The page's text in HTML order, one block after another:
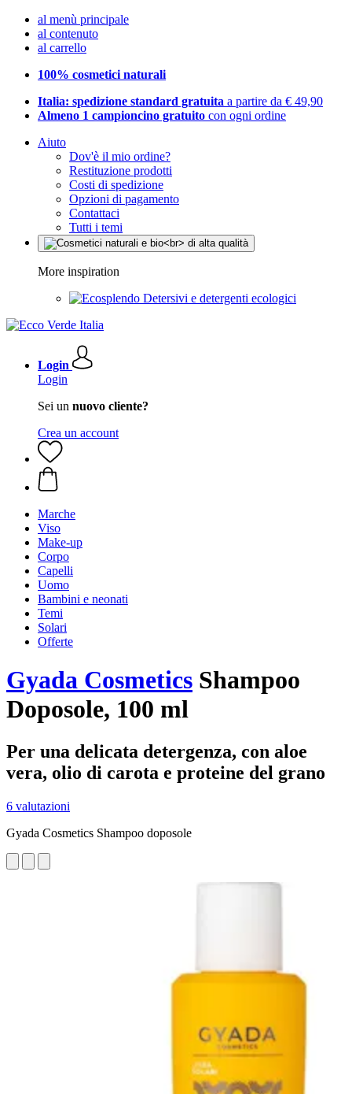
al menù principale
al contenuto
al carrello
100% cosmetici naturali
Italia: spedizione standard gratuita a partire da € 49,90
Almeno 1 campioncino gratuito con ogni ordine
Aiuto
Dov'è il mio ordine?
Restituzione prodotti
Costi di spedizione
Opzioni di pagamento
Contattaci
Tutti i temi
More inspiration
Detersivi e detergenti ecologici
Login
Login
Sei un nuovo cliente?
Crea un account
Marche
Viso
Make-up
Corpo
Capelli
Uomo
Bambini e neonati
Temi
Solari
Offerte
Gyada Cosmetics Shampoo
Doposole, 100 ml
Per una delicata detergenza, con aloe
vera, olio di carota e proteine del grano
6 valutazioni
Gyada Cosmetics Shampoo doposole